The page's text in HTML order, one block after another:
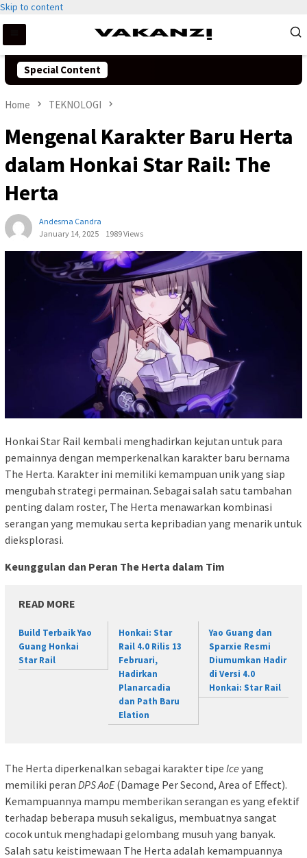
Skip to content
Special Content
Home TEKNOLOGI
Mengenal Karakter Baru Herta
dalam Honkai Star Rail: The
Herta
Andesma Candra
January 14, 2025
1989 Views
Honkai Star Rail kembali menghadirkan kejutan untuk para
pemainnya dengan memperkenalkan karakter baru bernama
The Herta. Karakter ini memiliki kemampuan unik yang siap
mengubah strategi permainan. Sebagai salah satu tambahan
penting dalam roster, The Herta menawarkan kombinasi
serangan yang memukau serta kepribadian yang menarik untuk
dieksplorasi.
Keunggulan dan Peran The Herta dalam Tim
READ MORE
Build Terbaik Yao
Guang Honkai
Star Rail
Honkai: Star
Rail 4.0 Rilis 13
Februari,
Hadirkan
Planarcadia
dan Path Baru
Elation
Yao Guang dan
Sparxie Resmi
Diumumkan Hadir
di Versi 4.0
Honkai: Star Rail
The Herta diperkenalkan sebagai karakter tipe Ice yang
memiliki peran DPS AoE(Damage Per Second, Area of Effect).
Kemampuannya mampu memberikan serangan es yang efektif
terhadap beberapa musuh sekaligus, membuatnya sangat
cocok untuk menghadapi gelombang musuh yang banyak.
Salah satu keistimewaan The Herta adalah kemampuannya